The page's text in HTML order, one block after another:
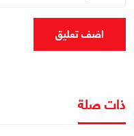
اضف تعليق
ذات صلة